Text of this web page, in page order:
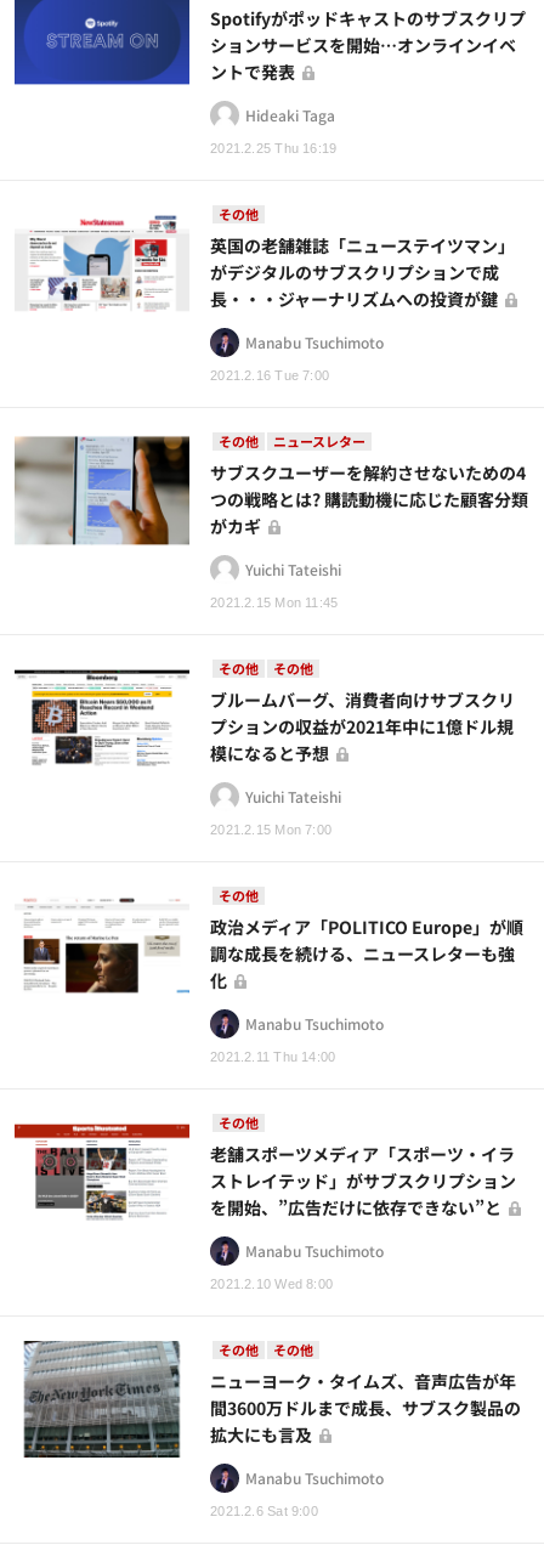
2021.2.25 Thu 16:19
Spotifyがポッドキャストのサブスクリプ
ションサービスを開始…オンラインイベ
ントで発表
Hideaki Taga
その他
2021.2.16 Tue 7:00
英国の老舗雑誌「ニューステイツマン」
がデジタルのサブスクリプションで成
長・・・ジャーナリズムへの投資が鍵
Manabu Tsuchimoto
その他 ニュースレター
2021.2.15 Mon 11:45
サブスクユーザーを解約させないための4
つの戦略とは? 購読動機に応じた顧客分類
がカギ
Yuichi Tateishi
その他 その他
2021.2.15 Mon 7:00
ブルームバーグ、消費者向けサブスクリ
プションの収益が2021年中に1億ドル規
模になると予想
Yuichi Tateishi
その他
2021.2.11 Thu 14:00
政治メディア「POLITICO Europe」が順
調な成長を続ける、ニュースレターも強
化
Manabu Tsuchimoto
その他
2021.2.10 Wed 8:00
老舗スポーツメディア「スポーツ・イラ
ストレイテッド」がサブスクリプション
を開始、”広告だけに依存できない”と
Manabu Tsuchimoto
その他 その他
2021.2.6 Sat 9:00
ニューヨーク・タイムズ、音声広告が年
間3600万ドルまで成長、サブスク製品の
拡大にも言及
Manabu Tsuchimoto